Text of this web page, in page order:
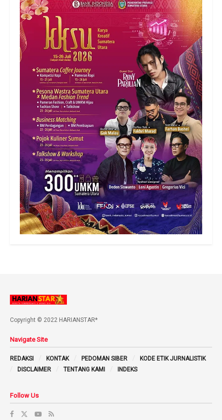
Copyright © 2022 HARIANSTAR*
Navigate Site
REDAKSI KONTAK PEDOMAN SIBER
KODE ETIK JURNALISTIK
DISCLAIMER
TENTANG KAMI INDEKS
Follow Us